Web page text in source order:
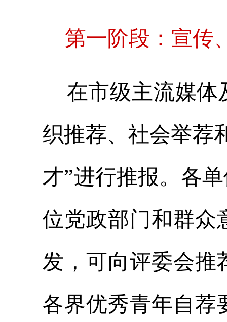
第一阶段：宣传
在市级主流媒体
织推荐、社会举荐
才”进行推报。各
位党政部门和群众
发，可向评委会推
各界优秀青年自荐